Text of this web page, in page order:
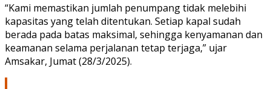
“Kami memastikan jumlah penumpang tidak melebihi
kapasitas yang telah ditentukan. Setiap kapal sudah
berada pada batas maksimal, sehingga kenyamanan dan
keamanan selama perjalanan tetap terjaga,” ujar
Amsakar, Jumat (28/3/2025).